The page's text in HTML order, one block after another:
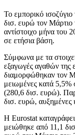
Το εμπορικό
δισ. ευρώ τον Μάρτιο
αντίστοιχο μήνα του
σε ετήσια βάση.
Σύμφωνα με τα
εξαγωγές αγαθών της
διαμορφώθηκαν τον
μειωμένες κατά 5,5%
(280,6 δισ. ευρώ).
δισ. ευρώ, αυξημένες
Η Eurostat
μειώθηκε από 11,1